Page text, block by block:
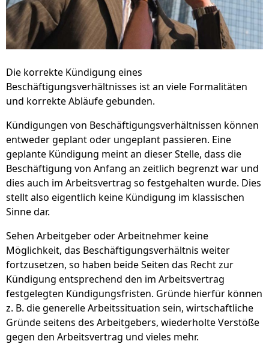
Die korrekte Kündigung eines
Beschäftigungsverhältnisses ist an viele Formalitäten
und korrekte Abläufe gebunden.
Kündigungen von Beschäftigungsverhältnissen können
entweder geplant oder ungeplant passieren. Eine
geplante Kündigung meint an dieser Stelle, dass die
Beschäftigung von Anfang an zeitlich begrenzt war und
dies auch im Arbeitsvertrag so festgehalten wurde. Dies
stellt also eigentlich keine Kündigung im klassischen
Sinne dar.
Sehen Arbeitgeber oder Arbeitnehmer keine
Möglichkeit, das Beschäftigungsverhältnis weiter
fortzusetzen, so haben beide Seiten das Recht zur
Kündigung entsprechend den im Arbeitsvertrag
festgelegten Kündigungsfristen. Gründe hierfür können
z. B. die generelle Arbeitssituation sein, wirtschaftliche
Gründe seitens des Arbeitgebers, wiederholte Verstöße
gegen den Arbeitsvertrag und vieles mehr.